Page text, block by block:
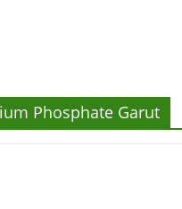
Phosphate Garut